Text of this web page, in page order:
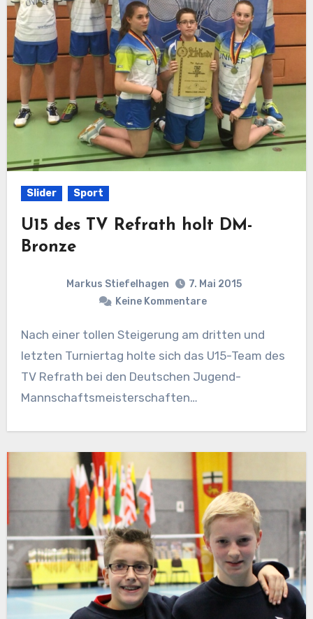
Slider Sport
U15 des TV Refrath holt DM-
Bronze
Markus Stiefelhagen
7. Mai 2015
Keine Kommentare
Nach einer tollen Steigerung am dritten und
letzten Turniertag holte sich das U15-Team des
TV Refrath bei den Deutschen Jugend-
Mannschaftsmeisterschaften…